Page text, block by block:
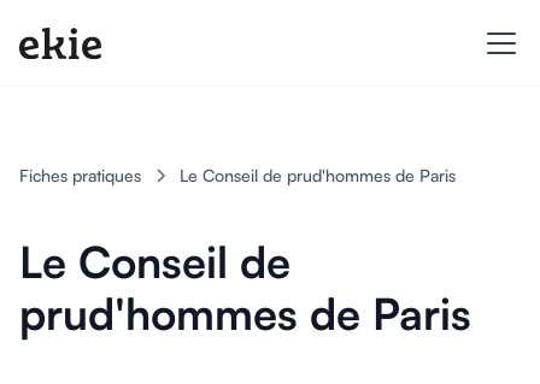
Fiches pratiques Le Conseil de prud'hommes de Paris
Le Conseil de
prud'hommes de Paris